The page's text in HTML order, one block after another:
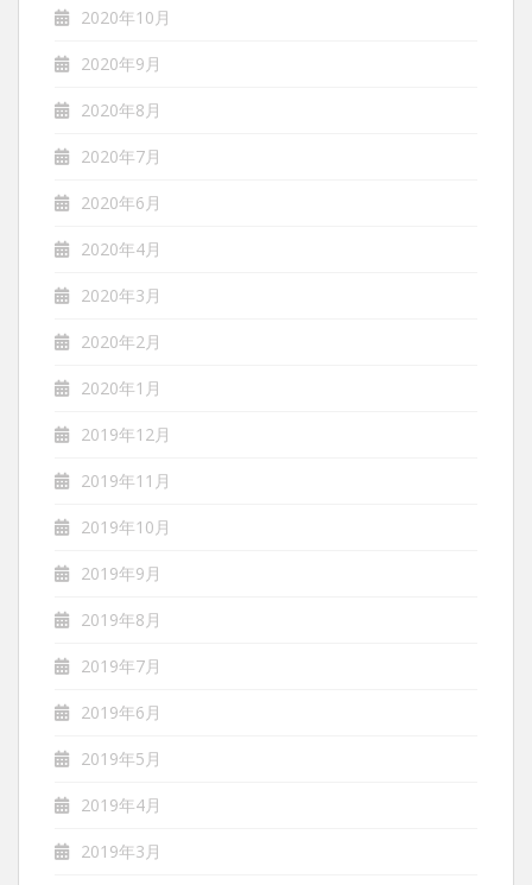
2020年10月
2020年9月
2020年8月
2020年7月
2020年6月
2020年4月
2020年3月
2020年2月
2020年1月
2019年12月
2019年11月
2019年10月
2019年9月
2019年8月
2019年7月
2019年6月
2019年5月
2019年4月
2019年3月